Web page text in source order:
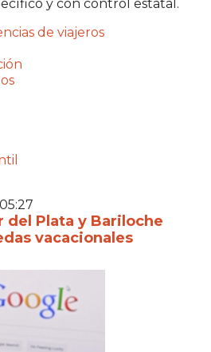
y con control estatal.
de viajeros
del Plata y Bariloche
vacacionales